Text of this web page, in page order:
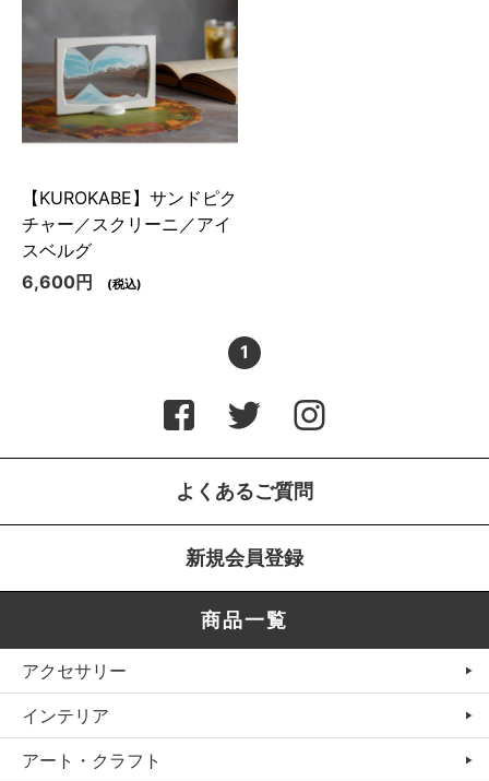
【KUROKABE】サンドピク
チャー／スクリーニ／アイ
スベルグ
6,600円
(税込)
1
よくあるご質問
新規会員登録
商品一覧
アクセサリー
インテリア
アート・クラフト